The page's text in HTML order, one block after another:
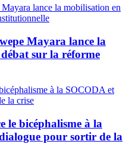
Mayara lance la
sur la réforme
le bicéphalisme à la
pour sortir de la